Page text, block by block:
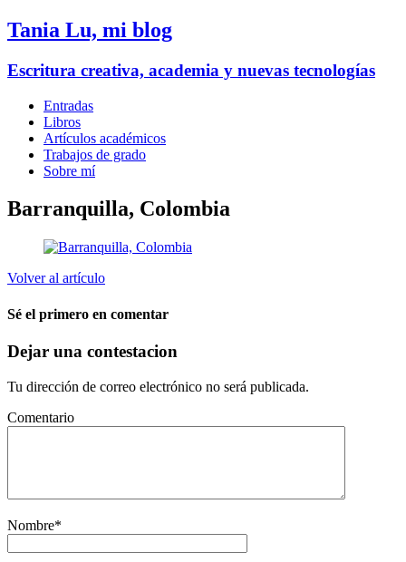
Tania Lu, mi blog
Escritura creativa, academia y nuevas tecnologías
Entradas
Libros
Artículos académicos
Trabajos de grado
Sobre mí
Barranquilla, Colombia
Volver al artículo
Sé el primero en comentar
Dejar una contestacion
Tu dirección de correo electrónico no será publicada.
Comentario
Nombre*